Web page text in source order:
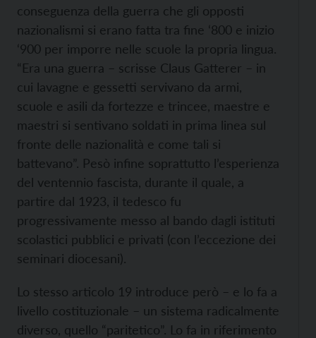
conseguenza della guerra che gli opposti
nazionalismi si erano fatta tra fine ‘800 e inizio
‘900 per imporre nelle scuole la propria lingua.
“Era una guerra – scrisse Claus Gatterer – in
cui lavagne e gessetti servivano da armi,
scuole e asili da fortezze e trincee, maestre e
maestri si sentivano soldati in prima linea sul
fronte delle nazionalità e come tali si
battevano”. Pesò infine soprattutto l’esperienza
del ventennio fascista, durante il quale, a
partire dal 1923, il tedesco fu
progressivamente messo al bando dagli istituti
scolastici pubblici e privati (con l’eccezione dei
seminari diocesani).
Lo stesso articolo 19 introduce però – e lo fa a
livello costituzionale – un sistema radicalmente
diverso, quello “paritetico”. Lo fa in riferimento